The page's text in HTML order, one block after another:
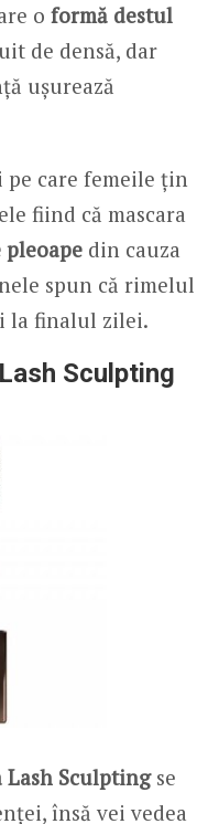
o formă destul
de densă, dar
ușurează
pe care femeile țin
fiind că mascara
din cauza
spun că rimelul
la finalul zilei.
Sculpting
Lash Sculptingse
însă vei vedea